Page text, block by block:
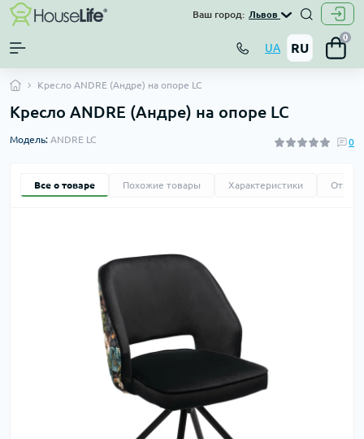
Ваш город: Львов
UA RU
0
Кресло ANDRE (Андре) на опоре LC
Кресло ANDRE (Андре) на опоре LC
Модель: ANDRE LC 0
Все о товаре Похожие товары Характеристики